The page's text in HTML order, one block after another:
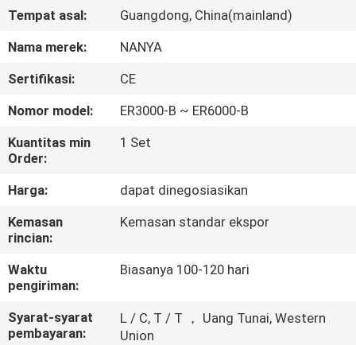
VIDEO
VR
TENTANG
KAMI
TUR
PABRIK
KONTROL
KUALITAS
Tempat asal:
Guangdong, China(mainland)
Nama merek:
NANYA
Sertifikasi:
CE
Nomor model:
ER3000-B ~ ER6000-B
Kuantitas min
Order:
1 Set
Harga:
dapat dinegosiasikan
Kemasan
rincian:
Kemasan standar ekspor
Waktu
pengiriman:
Biasanya 100-120 hari
Syarat-syarat
pembayaran:
L / C, T / T ， Uang Tunai, Western
Union